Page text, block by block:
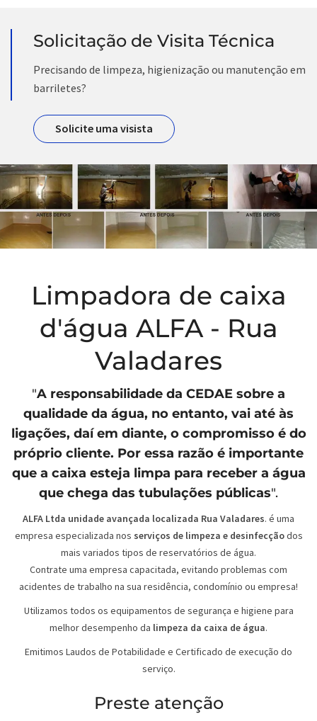
Solicitação de Visita Técnica
Precisando de limpeza, higienização ou manutenção em
barriletes?
Solicite uma visista
Limpadora de caixa
d'água ALFA - Rua
Valadares
"A responsabilidade da CEDAE sobre a
qualidade da água, no entanto, vai até às
ligações, daí em diante, o compromisso é do
próprio cliente. Por essa razão é importante
que a caixa esteja limpa para receber a água
que chega das tubulações públicas".
ALFA Ltda unidade avançada localizada Rua Valadares. é uma
empresa especializada nos serviços de limpeza e desinfecçãodos
mais variados tipos de reservatórios de água.
Contrate uma empresa capacitada, evitando problemas com
acidentes de trabalho na sua residência, condomínio ou empresa!
Utilizamos todos os equipamentos de segurança e higiene para
melhor desempenho da limpeza da caixa de água.
Emitimos Laudos de Potabilidade e Certificado de execução do
serviço.
Preste atenção